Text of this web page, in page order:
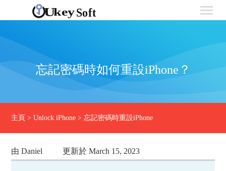
忘記密碼時如何重設iPhone？
主頁 >Unlock iPhone >忘記密碼時重設iPhone
由 Daniel 更新於 March 15, 2023